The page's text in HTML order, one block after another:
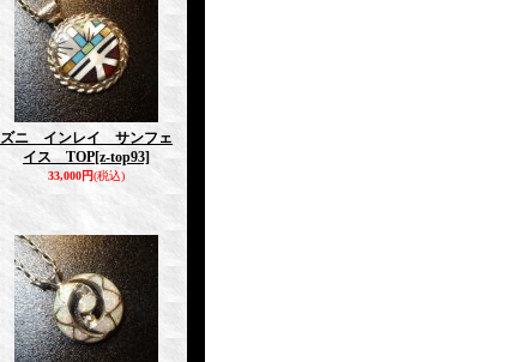
ズニ インレイ サンフェ
イス TOP[z-top93]
33,000円(税込)